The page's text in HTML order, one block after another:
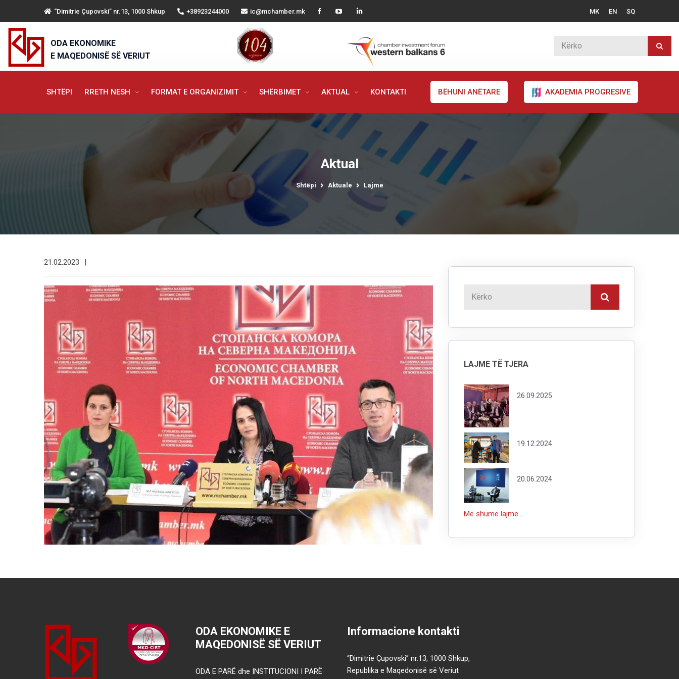
“Dimitrie Çupovski” nr.13, 1000 Shkup +38923244000 ic@mchamber.mk MK EN SQ
ODA EKONOMIKE
E MAQEDONISË SË VERIUT
SHTËPI RRETH NESH FORMAT E ORGANIZIMIT SHËRBIMET AKTUAL KONTAKTI BËHUNI ANËTARE AKADEMIA PROGRESIVE
Aktual
Shtëpi Aktuale Lajme
21.02.2023 |
LAJME TË TJERA
26.09.2025
19.12.2024
20.06.2024
Më shumë lajme...
ODA EKONOMIKE E
MAQEDONISË SË VERIUT
ODA E PARË dhe INSTITUCIONI I PARË
Informacione kontakti
“Dimitrie Çupovski” nr.13, 1000 Shkup,
Republika e Maqedonisë së Veriut